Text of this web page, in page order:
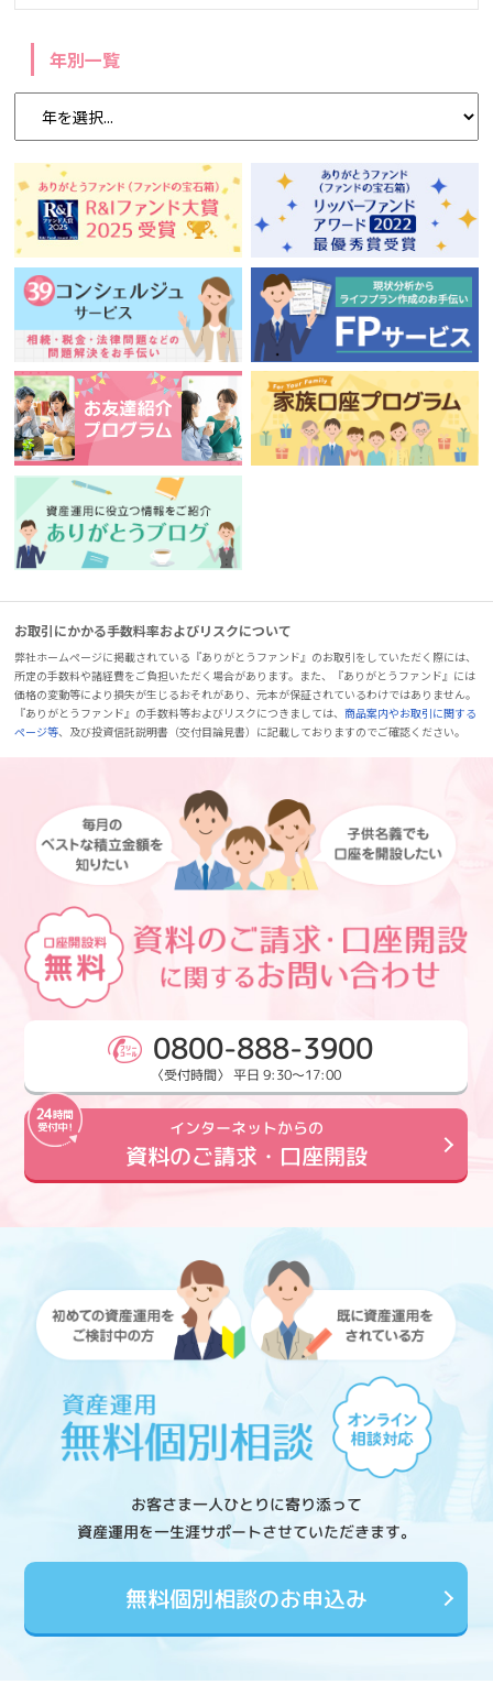
年別一覧
お取引にかかる手数料率およびリスクについて
弊社ホームページに掲載されている『ありがとうファンド』のお取引をしていただく際には、
所定の手数料や諸経費をご負担いただく場合があります。また、『ありがとうファンド』には
価格の変動等により損失が生じるおそれがあり、元本が保証されているわけではありません。
『ありがとうファンド』の手数料等およびリスクにつきましては、商品案内やお取引に関する
ページ等、及び投資信託説明書（交付目論見書）に記載しておりますのでご確認ください。
0800-888-3900
〈受付時間〉 平日 9:30～17:00
インターネットからの
資料のご請求・口座開設
お客さま一人ひとりに寄り添って
資産運用を一生涯サポートさせていただきます。
無料個別相談のお申込み